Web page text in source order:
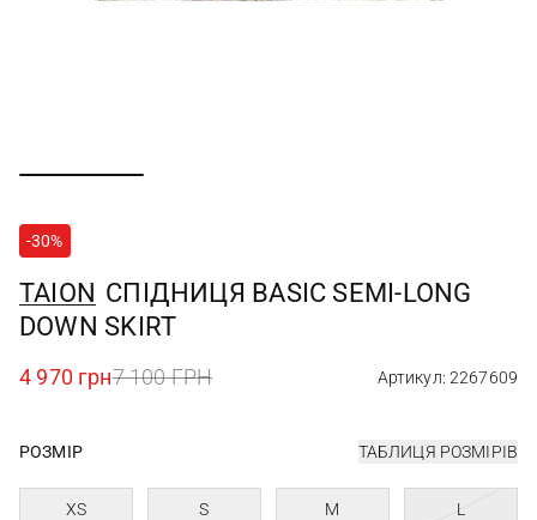
-30%
TAION СПІДНИЦЯ BASIC SEMI-LONG
DOWN SKIRT
4 970 грн7 100 ГРН Артикул: 2267609
РОЗМІР ТАБЛИЦЯ РОЗМІРІВ
XS S M L